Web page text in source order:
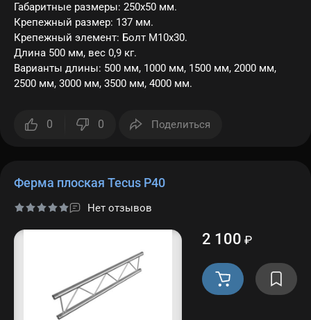
Габаритные размеры: 250х50 мм.
Крепежный размер: 137 мм.
Крепежный элемент: Болт M10x30.
Длина 500 мм, вес 0,9 кг.
Варианты длины: 500 мм, 1000 мм, 1500 мм, 2000 мм,
2500 мм, 3000 мм, 3500 мм, 4000 мм.
0 0 Поделиться
Ферма плоская Tecus P40
Нет отзывов
2 100 ₽